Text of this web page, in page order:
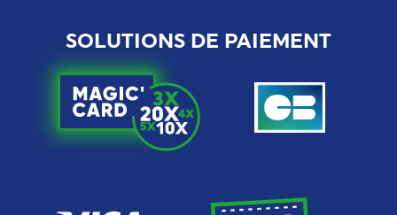
SOLUTIONS DE PAIEMENT